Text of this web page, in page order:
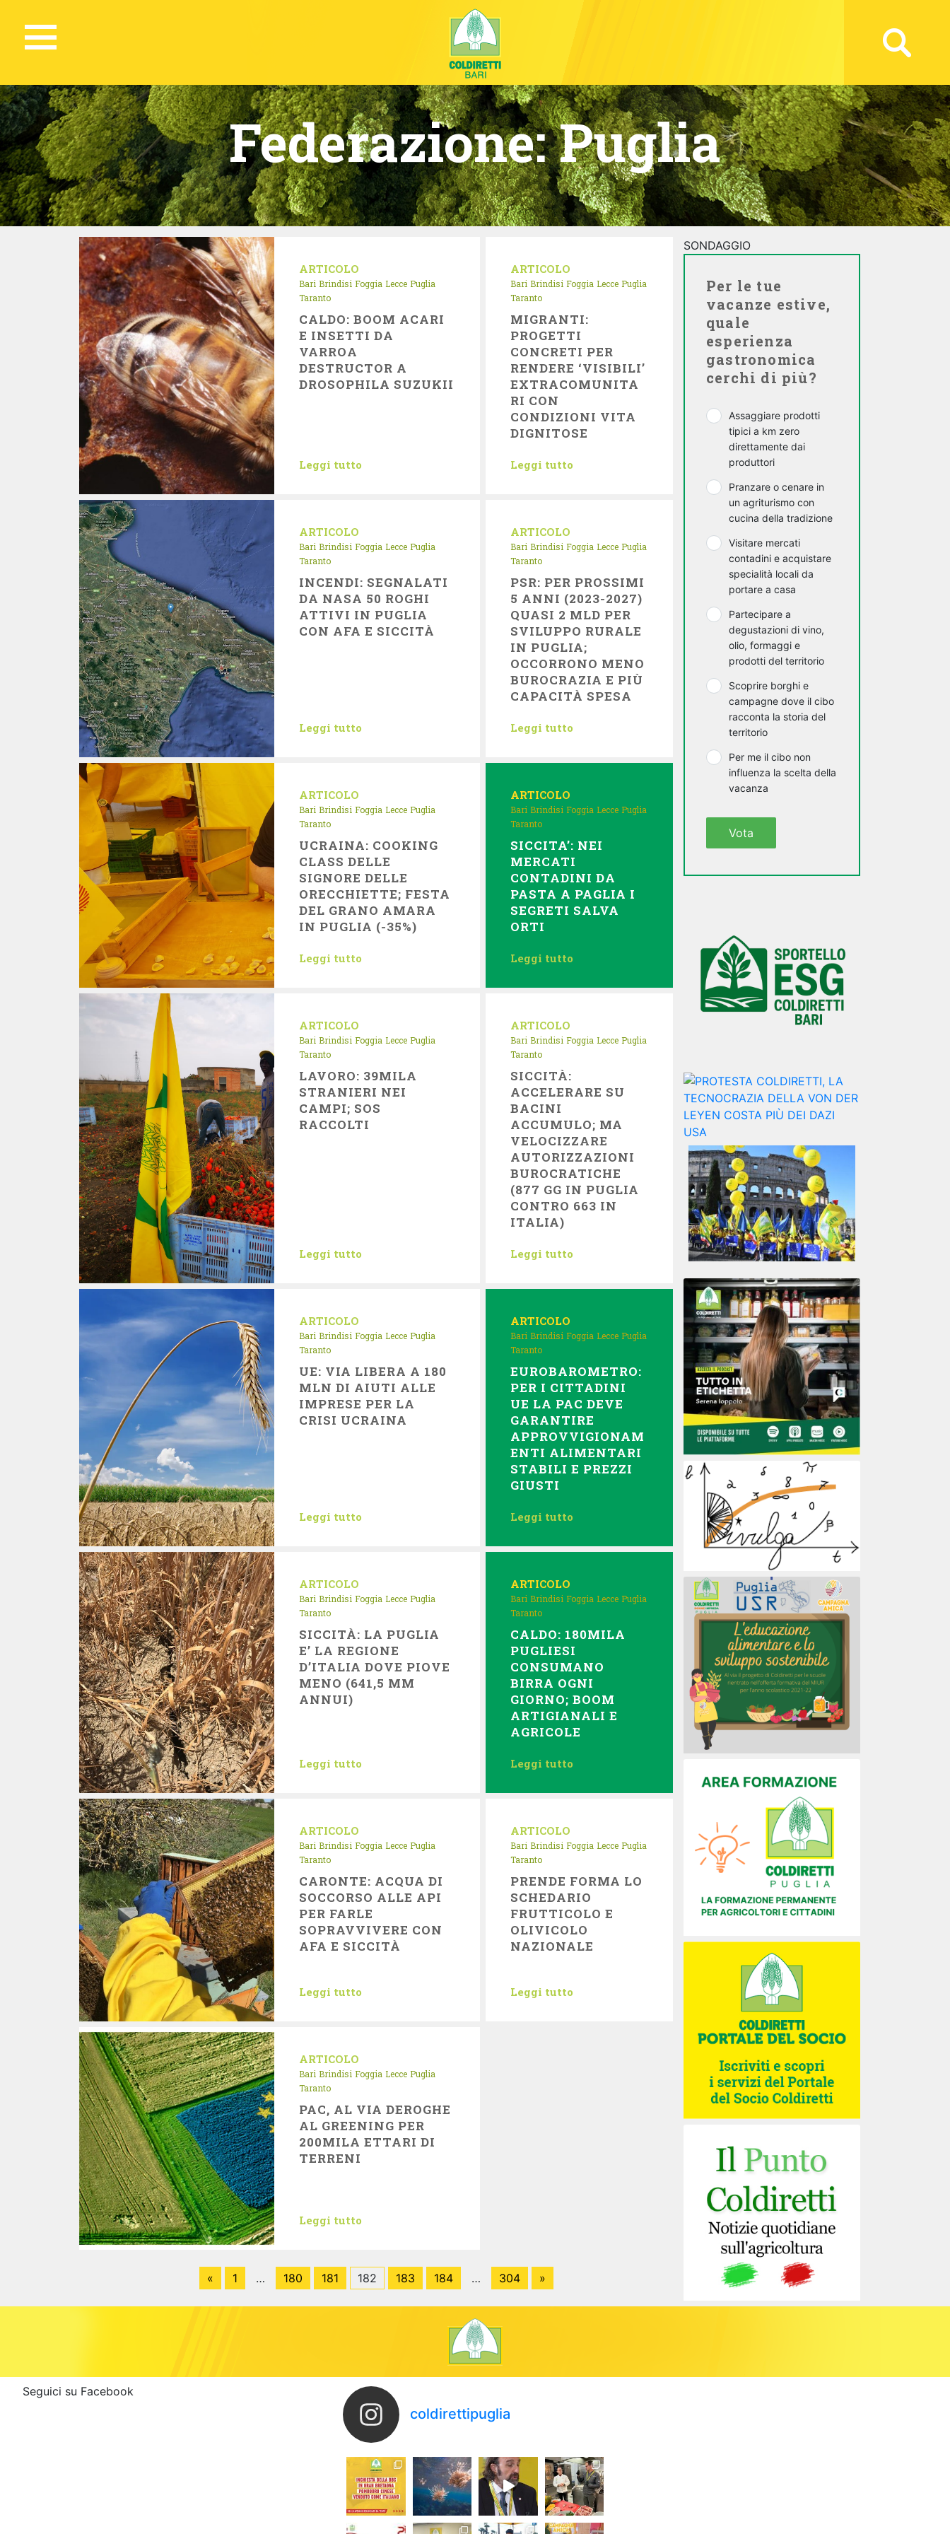
Federazione:Puglia
ARTICOLO
Bari Brindisi Foggia Lecce Puglia
Taranto
CALDO: BOOM ACARI
E INSETTI DA
VARROA
DESTRUCTOR A
DROSOPHILA SUZUKII
Leggi tutto
ARTICOLO
Bari Brindisi Foggia Lecce Puglia
Taranto
MIGRANTI:
PROGETTI
CONCRETI PER
RENDERE ‘VISIBILI’
EXTRACOMUNITA
RI CON
CONDIZIONI VITA
DIGNITOSE
Leggi tutto
ARTICOLO
Bari Brindisi Foggia Lecce Puglia
Taranto
INCENDI: SEGNALATI
DA NASA 50 ROGHI
ATTIVI IN PUGLIA
CON AFA E SICCITÀ
Leggi tutto
ARTICOLO
Bari Brindisi Foggia Lecce Puglia
Taranto
PSR: PER PROSSIMI
5 ANNI (2023-2027)
QUASI 2 MLD PER
SVILUPPO RURALE
IN PUGLIA;
OCCORRONO MENO
BUROCRAZIA E PIÙ
CAPACITÀ SPESA
Leggi tutto
ARTICOLO
Bari Brindisi Foggia Lecce Puglia
Taranto
UCRAINA: COOKING
CLASS DELLE
SIGNORE DELLE
ORECCHIETTE; FESTA
DEL GRANO AMARA
IN PUGLIA (-35%)
Leggi tutto
ARTICOLO
Bari Brindisi Foggia Lecce Puglia
Taranto
SICCITA’: NEI
MERCATI
CONTADINI DA
PASTA A PAGLIA I
SEGRETI SALVA
ORTI
Leggi tutto
ARTICOLO
Bari Brindisi Foggia Lecce Puglia
Taranto
LAVORO: 39MILA
STRANIERI NEI
CAMPI; SOS
RACCOLTI
Leggi tutto
ARTICOLO
Bari Brindisi Foggia Lecce Puglia
Taranto
SICCITÀ:
ACCELERARE SU
BACINI
ACCUMULO; MA
VELOCIZZARE
AUTORIZZAZIONI
BUROCRATICHE
(877 GG IN PUGLIA
CONTRO 663 IN
ITALIA)
Leggi tutto
ARTICOLO
Bari Brindisi Foggia Lecce Puglia
Taranto
UE: VIA LIBERA A 180
MLN DI AIUTI ALLE
IMPRESE PER LA
CRISI UCRAINA
Leggi tutto
ARTICOLO
Bari Brindisi Foggia Lecce Puglia
Taranto
EUROBAROMETRO:
PER I CITTADINI
UE LA PAC DEVE
GARANTIRE
APPROVVIGIONAM
ENTI ALIMENTARI
STABILI E PREZZI
GIUSTI
Leggi tutto
ARTICOLO
Bari Brindisi Foggia Lecce Puglia
Taranto
SICCITÀ: LA PUGLIA
E’ LA REGIONE
D’ITALIA DOVE PIOVE
MENO (641,5 MM
ANNUI)
Leggi tutto
ARTICOLO
Bari Brindisi Foggia Lecce Puglia
Taranto
CALDO: 180MILA
PUGLIESI
CONSUMANO
BIRRA OGNI
GIORNO; BOOM
ARTIGIANALI E
AGRICOLE
Leggi tutto
ARTICOLO
Bari Brindisi Foggia Lecce Puglia
Taranto
CARONTE: ACQUA DI
SOCCORSO ALLE API
PER FARLE
SOPRAVVIVERE CON
AFA E SICCITÀ
Leggi tutto
ARTICOLO
Bari Brindisi Foggia Lecce Puglia
Taranto
PRENDE FORMA LO
SCHEDARIO
FRUTTICOLO E
OLIVICOLO
NAZIONALE
Leggi tutto
ARTICOLO
Bari Brindisi Foggia Lecce Puglia
Taranto
PAC, AL VIA DEROGHE
AL GREENING PER
200MILA ETTARI DI
TERRENI
Leggi tutto
« 1 … 180 181 182 183 184 … 304 »
SONDAGGIO
Per le tue
vacanze estive,
quale
esperienza
gastronomica
cerchi di più?
Assaggiare prodotti
tipici a km zero
direttamente dai
produttori
Pranzare o cenare in
un agriturismo con
cucina della tradizione
Visitare mercati
contadini e acquistare
specialità locali da
portare a casa
Partecipare a
degustazioni di vino,
olio, formaggi e
prodotti del territorio
Scoprire borghi e
campagne dove il cibo
racconta la storia del
territorio
Per me il cibo non
influenza la scelta della
vacanza
Vota
Seguici su Facebook
coldirettipuglia